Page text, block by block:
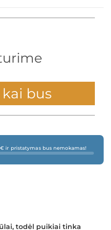
bus
ir pristatymas bus nemokamas!
todėl puikiai tinka